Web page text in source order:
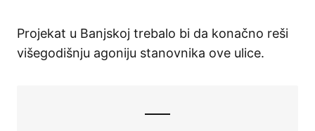
Projekat u Banjskoj trebalo bi da konačno reši
višegodišnju agoniju stanovnika ove ulice.